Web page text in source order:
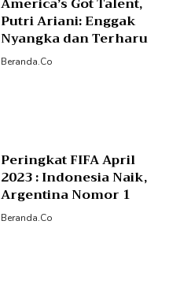
Putri Ariani: Enggak
Nyangka dan Terharu
Beranda.co
Peringkat FIFA April
2023 : Indonesia Naik,
Argentina Nomor 1
Beranda.co